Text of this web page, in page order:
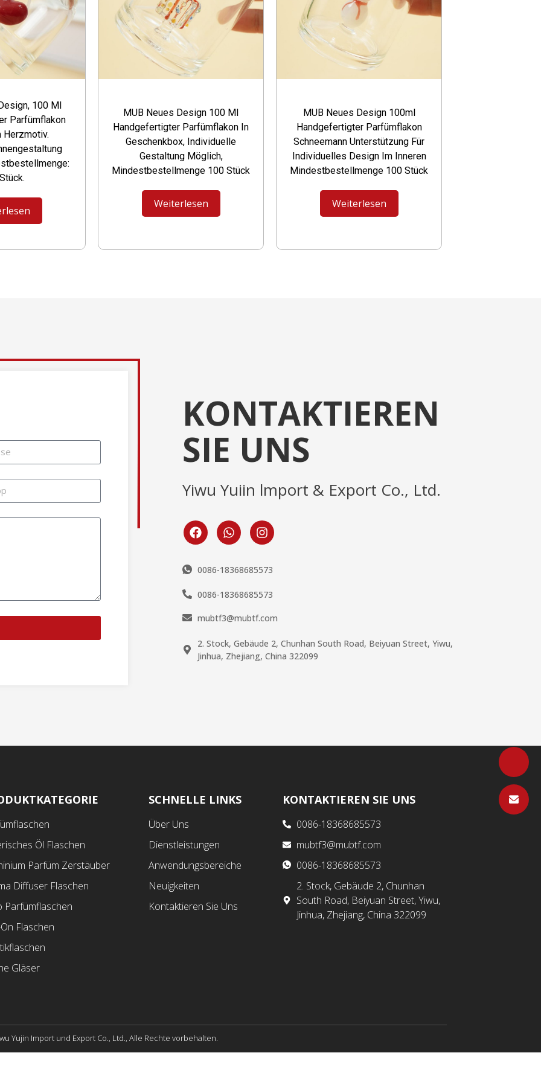
100 Ml
Parfümflakon
Herzmotiv.
MUB Neues Design 100 Ml
Handgefertigter Parfümflakon In
Geschenkbox, Individuelle
Gestaltung Möglich,
Mindestbestellmenge 100 Stück
Weiterlesen
MUB Neues Design 100ml
Handgefertigter Parfümflakon
Schneemann Unterstützung Für
Individuelles Design Im Inneren
Mindestbestellmenge 100 Stück
Weiterlesen
KONTAKTIEREN
SIE UNS
Yiwu Yuiin lmport & Export Co., Ltd.
0086-18368685573
0086-18368685573
mubtf3@mubtf.com
2. Stock, Gebäude 2, Chunhan South Road, Beiyuan Street, Yiwu,
Jinhua, Zhejiang, China 322099
Öl Flaschen
Parfüm Zerstäuber
Diffuser Flaschen
Parfümflaschen
Flaschen
Gläser
SCHNELLE LINKS
Über Uns
Dienstleistungen
Anwendungsbereiche
Neuigkeiten
Kontaktieren Sie Uns
KONTAKTIEREN SIE UNS
0086-18368685573
mubtf3@mubtf.com
0086-18368685573
2. Stock, Gebäude 2, Chunhan
South Road, Beiyuan Street, Yiwu,
Jinhua, Zhejiang, China 322099
Yujin Import und Export Co., Ltd., Alle Rechte vorbehalten.